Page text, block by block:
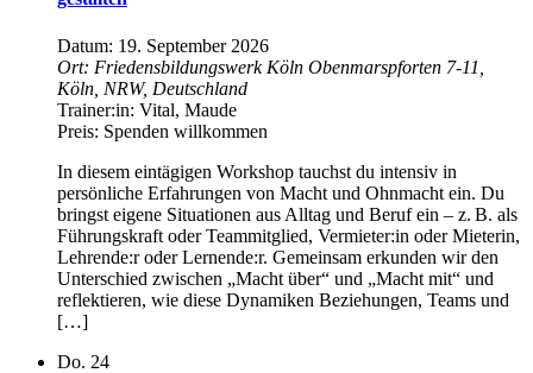
Datum: 19. September 2026
Ort: Friedensbildungswerk Köln Obenmarspforten 7-11,
Köln, NRW, Deutschland
Trainer:in: Vital, Maude
Preis: Spenden willkommen
In diesem eintägigen Workshop tauchst du intensiv in
persönliche Erfahrungen von Macht und Ohnmacht ein. Du
bringst eigene Situationen aus Alltag und Beruf ein – z. B. als
Führungskraft oder Teammitglied, Vermieter:in oder Mieterin,
Lehrende:r oder Lernende:r. Gemeinsam erkunden wir den
Unterschied zwischen „Macht über“ und „Macht mit“ und
reflektieren, wie diese Dynamiken Beziehungen, Teams und
[…]
Do. 24